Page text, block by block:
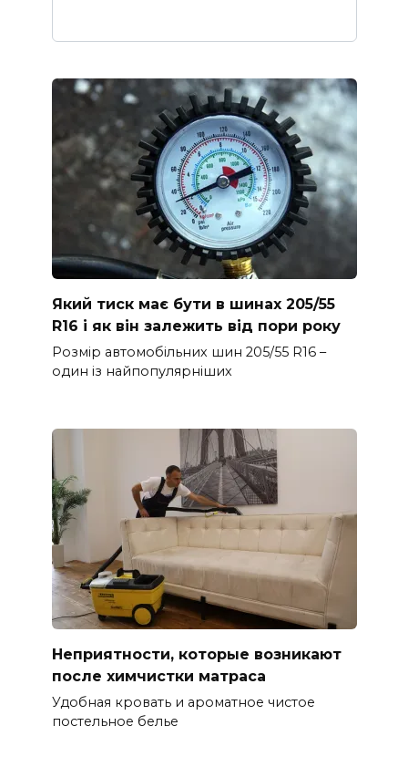
Який тиск має бути в шинах 205/55
R16 і як він залежить від пори року
Розмір автомобільних шин 205/55 R16 –
один із найпопулярніших
Неприятности, которые возникают
после химчистки матраса
Удобная кровать и ароматное чистое
постельное белье